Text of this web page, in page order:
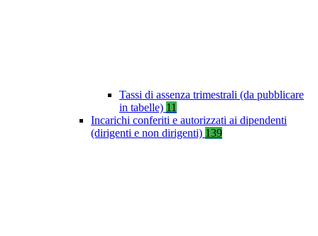
Tassi di assenza trimestrali (da pubblicare
in tabelle) 11
Incarichi conferiti e autorizzati ai dipendenti
(dirigenti e non dirigenti) 139